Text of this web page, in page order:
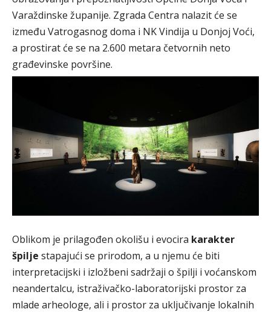
Varaždinske županije. Zgrada Centra nalazit će se
između Vatrogasnog doma i NK Vindija u Donjoj Voći,
a prostirat će se na 2.600 metara četvornih neto
građevinske površine.
Oblikom je prilagođen okolišu i evocira karakter
špilje stapajući se prirodom, a u njemu će biti
interpretacijski i izložbeni sadržaji o špilji i voćanskom
neandertalcu, istraživačko-laboratorijski prostor za
mlade arheologe, ali i prostor za uključivanje lokalnih